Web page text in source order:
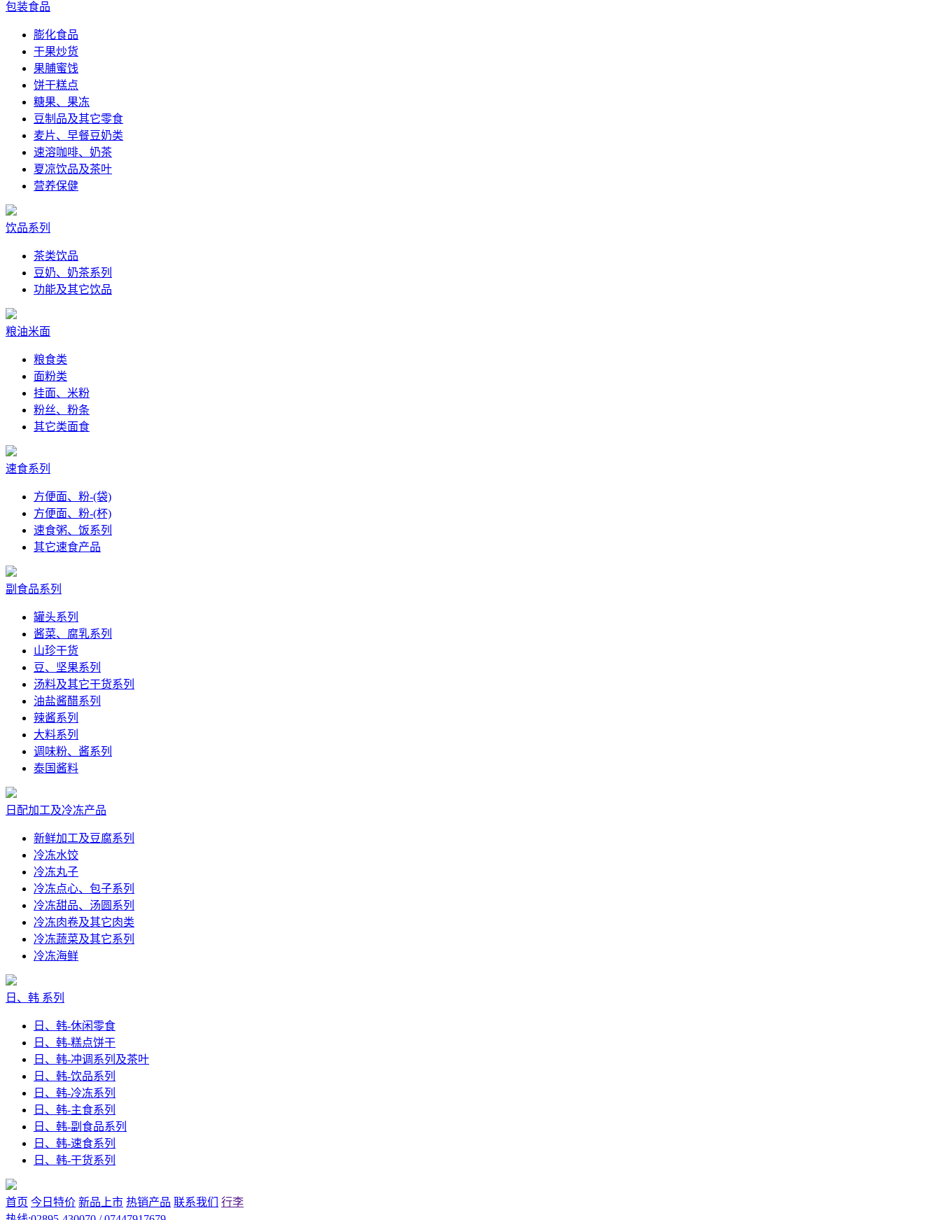
包装食品
膨化食品
干果炒货
果脯蜜饯
饼干糕点
糖果、果冻
豆制品及其它零食
麦片、早餐豆奶类
速溶咖啡、奶茶
夏凉饮品及茶叶
营养保健
饮品系列
茶类饮品
豆奶、奶茶系列
功能及其它饮品
粮油米面
粮食类
面粉类
挂面、米粉
粉丝、粉条
其它类面食
速食系列
方便面、粉-(袋)
方便面、粉-(杯)
速食粥、饭系列
其它速食产品
副食品系列
罐头系列
酱菜、腐乳系列
山珍干货
豆、坚果系列
汤料及其它干货系列
油盐酱醋系列
辣酱系列
大料系列
调味粉、酱系列
泰国酱料
日配加工及冷冻产品
新鲜加工及豆腐系列
冷冻水饺
冷冻丸子
冷冻点心、包子系列
冷冻甜品、汤圆系列
冷冻肉卷及其它肉类
冷冻蔬菜及其它系列
冷冻海鲜
日、韩 系列
日、韩-休闲零食
日、韩-糕点饼干
日、韩-冲调系列及茶叶
日、韩-饮品系列
日、韩-冷冻系列
日、韩-主食系列
日、韩-副食品系列
日、韩-速食系列
日、韩-干货系列
首页 今日特价 新品上市 热销产品 联系我们
行李